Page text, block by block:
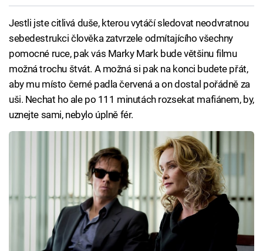
Jestli jste citlivá duše, kterou vytáčí sledovat neodvratnou
sebedestrukci člověka zatvrzele odmítajícího všechny
pomocné ruce, pak vás Marky Mark bude většinu filmu
možná trochu štvát. A možná si pak na konci budete přát,
aby mu místo černé padla červená a on dostal pořádně za
uši. Nechat ho ale po 111 minutách rozsekat mafiánem, by,
uznejte sami, nebylo úplně fér.